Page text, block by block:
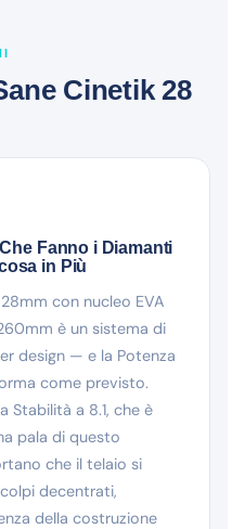
Cinetik 28
Fanno i Diamanti
in Più
con nucleo EVA
è un sistema di
design — e la Potenza
come previsto.
Stabilità a 8.1, che è
pala di questo
che il telaio si
decentrati,
della costruzione